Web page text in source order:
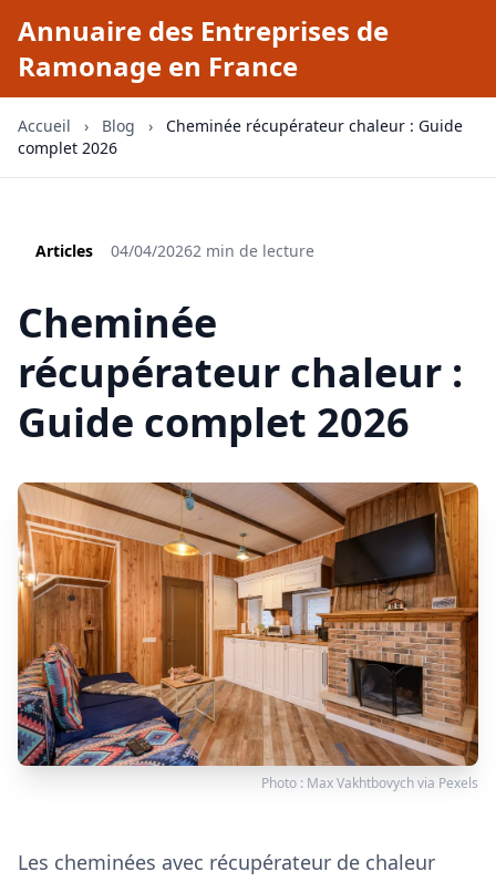
Annuaire des Entreprises de
Ramonage en France
Accueil › Blog ›
Cheminée récupérateur chaleur : Guide
complet 2026
Articles 04/04/20262 min de lecture
Cheminée
récupérateur chaleur :
Guide complet 2026
Photo : Max Vakhtbovychvia Pexels
Les cheminées avec récupérateur de chaleur